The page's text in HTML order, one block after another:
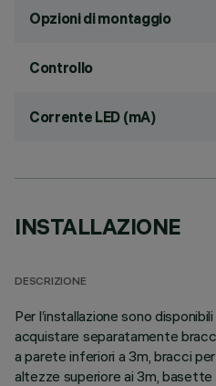
Opzioni di montaggio
Controllo
Corrente LED (mA)
INSTALLAZIONE
DESCRIZIONE
Per l’installazione sono
acquistare separatamente
a parete inferiori a 3m, bracci
altezze superiore ai 3m,